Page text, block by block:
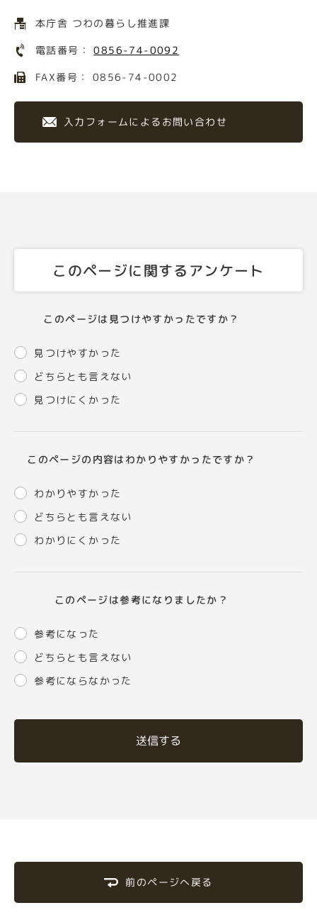
本庁舎 つわの暮らし推進課
電話番号：0856-74-0092
FAX番号： 0856-74-0002
入力フォームによるお問い合わせ
このページに関するアンケート
このページは見つけやすかったですか？
見つけやすかった
どちらとも言えない
見つけにくかった
このページの内容はわかりやすかったですか？
わかりやすかった
どちらとも言えない
わかりにくかった
このページは参考になりましたか？
参考になった
どちらとも言えない
参考にならなかった
送信する
前のページへ戻る